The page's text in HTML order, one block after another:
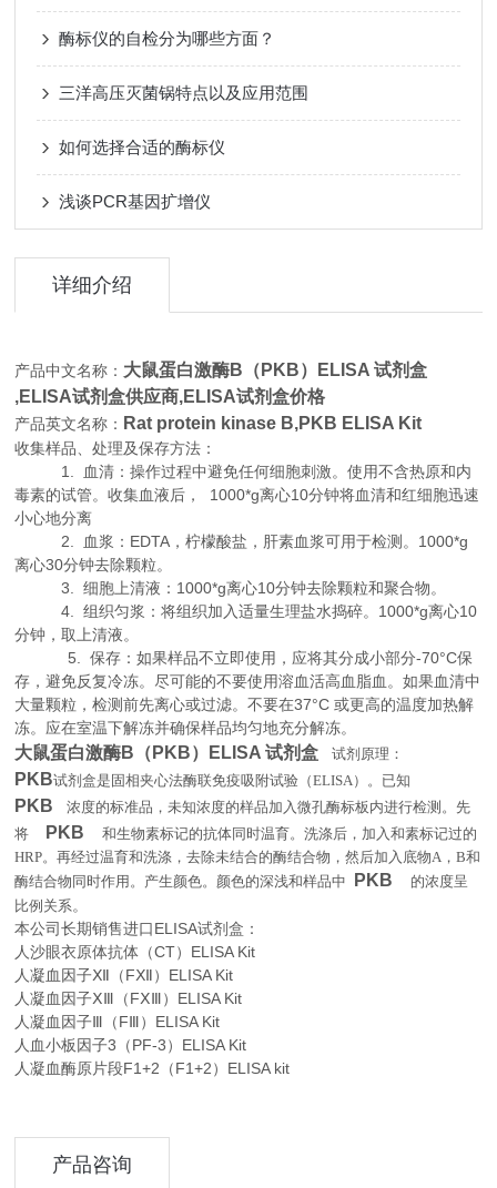
酶标仪的自检分为哪些方面？
三洋高压灭菌锅特点以及应用范围
如何选择合适的酶标仪
浅谈PCR基因扩增仪
详细介绍
产品中文名称： 大鼠蛋白激酶B（PKB）ELISA 试剂盒
,ELISA试剂盒供应商,ELISA试剂盒价格
产品英文名称： Rat protein kinase B,PKB ELISA Kit
收集样品、处理及保存方法：
1. 血清：操作过程中避免任何细胞刺激。使用不含热原和内
毒素的试管。收集血液后， 1000*g离心10分钟将血清和红细胞迅速
小心地分离
2. 血浆：EDTA，柠檬酸盐，肝素血浆可用于检测。1000*g
离心30分钟去除颗粒。
3. 细胞上清液：1000*g离心10分钟去除颗粒和聚合物。
4. 组织匀浆：将组织加入适量生理盐水捣碎。1000*g离心10
分钟，取上清液。
5. 保存：如果样品不立即使用，应将其分成小部分-70°C保
存，避免反复冷冻。尽可能的不要使用溶血活高血脂血。如果血清中
大量颗粒，检测前先离心或过滤。不要在37°C 或更高的温度加热解
冻。应在室温下解冻并确保样品均匀地充分解冻。
大鼠蛋白激酶B（PKB）ELISA 试剂盒试剂原理 ：
PKB试剂盒是固相夹心法酶联免疫吸附试验（ELISA）。已知
PKB
浓度的标准品，未知浓度的样品加入微孔酶标板内进行检测。先
将
PKB
和生物素标记的抗体同时温育。洗涤后，加入和素标记过的
HRP。再经过温育和洗涤，去除未结合的酶结合物，然后加入底物A ，B和
酶结合物同时作用。产生颜色。颜色的深浅和样品中
PKB
的浓度呈
比例关系。
本公司长期销售进口ELISA试剂盒：
人沙眼衣原体抗体（CT）ELISA Kit
人凝血因子Ⅻ（FⅫ）ELISA Kit
人凝血因子ⅩⅢ（FⅩⅢ）ELISA Kit
人凝血因子Ⅲ（FⅢ）ELISA Kit
人血小板因子3（PF-3）ELISA Kit
人凝血酶原片段F1+2（F1+2）ELISA kit
产品咨询